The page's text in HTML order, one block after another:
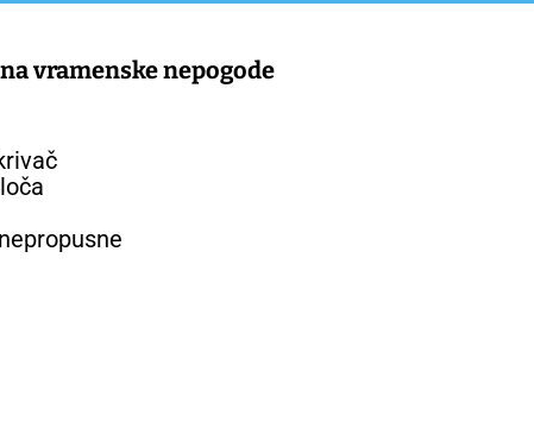
vramenske nepogode